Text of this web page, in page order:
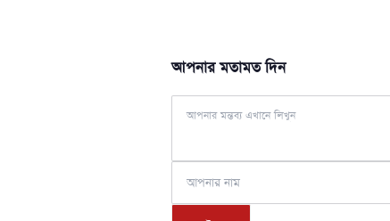
আপনার মতামত দিন